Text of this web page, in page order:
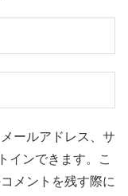
ールアドレス、サ
インできます。こ
メントを残す際に